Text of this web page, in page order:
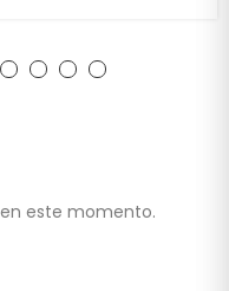
este momento.